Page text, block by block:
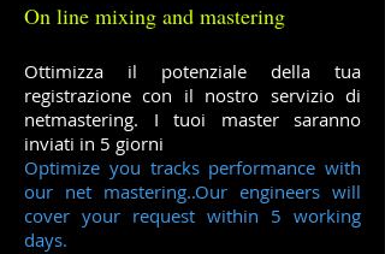
On line mixing and mastering
Ottimizza il potenziale della tua
registrazione con il nostro servizio di
netmastering. I tuoi master saranno
inviati in 5 giorni
Optimize you tracks performance with
our net mastering..Our engineers will
cover your request within 5 working
days.